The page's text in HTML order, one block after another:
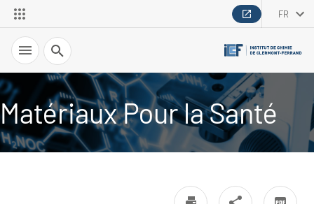
FR
Recherche
Matériaux Pour la Santé